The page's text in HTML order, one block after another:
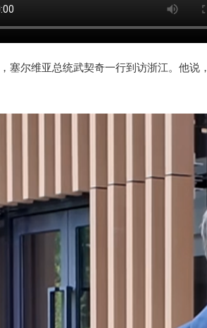
塞尔维亚总统武契奇一行到访浙江。他